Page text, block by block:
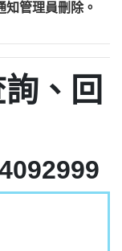
管理員刪除。
、回